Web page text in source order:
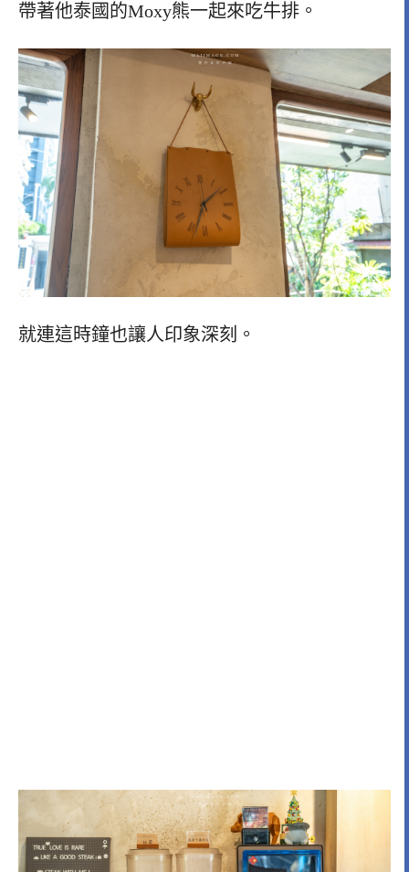
帶著他泰國的Moxy熊一起來吃牛排。
就連這時鐘也讓人印象深刻。